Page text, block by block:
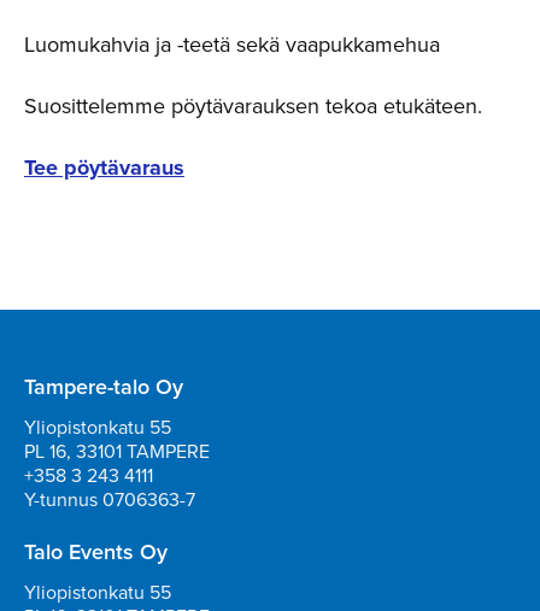
Luomukahvia ja -teetä sekä vaapukkamehua
Suosittelemme pöytävarauksen tekoa etukäteen.
Tee pöytävaraus
Tampere-talo Oy
Yliopistonkatu 55
PL 16, 33101 TAMPERE
+358 3 243 4111
Y-tunnus 0706363-7
Talo Events Oy
Yliopistonkatu 55